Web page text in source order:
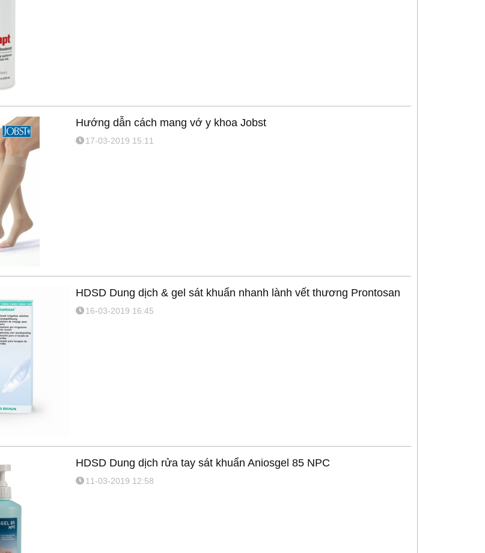
Phun sát khuẩn toàn thân
Hướng dẫn cách mang vớ y khoa Jobst
17-03-2019 15:11
HDSD Dung dịch & gel sát khuẩn nhanh lành vết thương Prontosan
16-03-2019 16:45
HDSD Dung dịch rửa tay sát khuẩn Aniosgel 85 NPC
11-03-2019 12:58